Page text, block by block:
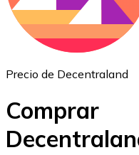
Precio de Decentraland
Comprar